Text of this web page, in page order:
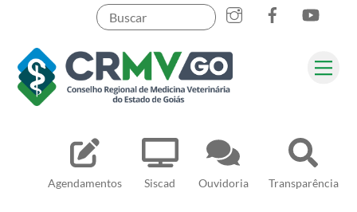
content
Agendamentos Siscad Ouvidoria Transparência
Pesquisar